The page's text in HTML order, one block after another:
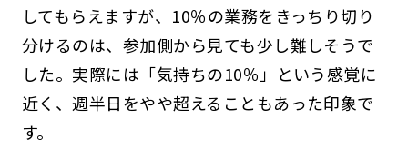
してもらえますが、10％の業務をきっちり切り
分けるのは、参加側から見ても少し難しそうで
した。実際には「気持ちの10％」という感覚に
近く、週半日をやや超えることもあった印象で
す。